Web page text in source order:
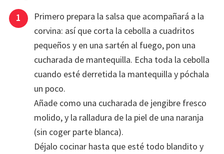
Primero prepara la salsa que acompañará a la
corvina: así que corta la cebolla a cuadritos
pequeños y en una sartén al fuego, pon una
cucharada de mantequilla. Echa toda la cebolla
cuando esté derretida la mantequilla y póchala
un poco.
Añade como una cucharada de jengibre fresco
molido, y la ralladura de la piel de una naranja
(sin coger parte blanca).
Déjalo cocinar hasta que esté todo blandito y